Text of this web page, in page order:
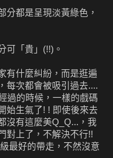
分都是呈現淡黃綠色，
可「貴」(!!)。
有什麼糾紛，而是逛遍
每次都會被吸引過去....
過的時候，一樣的戲碼
始生氣了! ! 即使後來去
沒有這麼美Q_Q...，我
對上了，不解決不行!!
最好的帶走，不然沒意